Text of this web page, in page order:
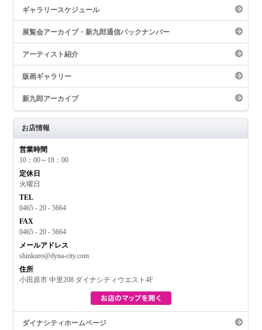
ギャラリースケジュール
展覧会アーカイブ・新九郎通信バックナンバー
アーティスト紹介
版画ギャラリー
新九郎アーカイブ
お店情報
営業時間
10：00～18：00
定休日
火曜日
TEL
0465 - 20 - 5664
FAX
0465 - 20 - 5664
メールアドレス
shinkuro@dyna-city.com
住所
小田原市 中里208 ダイナシティウエスト4F
ダイナシティホームページ